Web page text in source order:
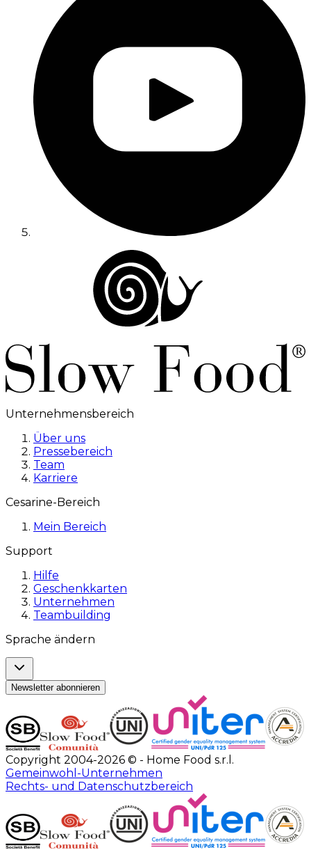
Unternehmensbereich
Über uns
Pressebereich
Team
Karriere
Cesarine-Bereich
Mein Bereich
Support
Hilfe
Geschenkkarten
Unternehmen
Teambuilding
Sprache ändern
Newsletter abonnieren
Copyright 2004-2026 © - Home Food s.r.l.
Gemeinwohl-Unternehmen
Rechts- und Datenschutzbereich